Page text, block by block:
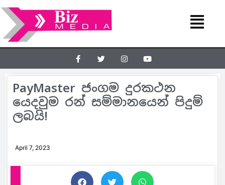
PayMaster ජංගම දුරකථන
යෙදවුම රන් සම්මානයෙන් පිදුම්
ලබයි!
April 7, 2023